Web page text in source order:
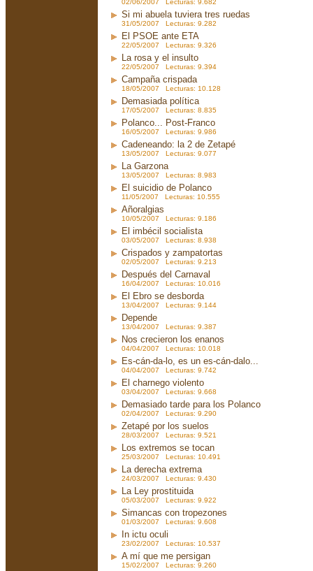
02/06/2007 Lecturas: 9.682
Si mi abuela tuviera tres ruedas
31/05/2007 Lecturas: 9.282
El PSOE ante ETA
22/05/2007 Lecturas: 9.326
La rosa y el insulto
22/05/2007 Lecturas: 9.394
Campaña crispada
18/05/2007 Lecturas: 10.128
Demasiada política
17/05/2007 Lecturas: 8.835
Polanco... Post-Franco
16/05/2007 Lecturas: 9.986
Cadeneando: la 2 de Zetapé
13/05/2007 Lecturas: 9.077
La Garzona
13/05/2007 Lecturas: 8.983
El suicidio de Polanco
11/05/2007 Lecturas: 10.555
Añoralgias
10/05/2007 Lecturas: 9.186
El imbécil socialista
03/05/2007 Lecturas: 8.938
Crispados y zampatortas
02/05/2007 Lecturas: 9.213
Después del Carnaval
16/04/2007 Lecturas: 10.016
El Ebro se desborda
13/04/2007 Lecturas: 9.144
Depende
13/04/2007 Lecturas: 9.387
Nos crecieron los enanos
04/04/2007 Lecturas: 10.018
Es-cán-da-lo, es un es-cán-dalo...
04/04/2007 Lecturas: 9.742
El charnego violento
03/04/2007 Lecturas: 9.668
Demasiado tarde para los Polanco
02/04/2007 Lecturas: 9.290
Zetapé por los suelos
28/03/2007 Lecturas: 9.521
Los extremos se tocan
25/03/2007 Lecturas: 10.491
La derecha extrema
24/03/2007 Lecturas: 9.430
La Ley prostituida
05/03/2007 Lecturas: 9.922
Simancas con tropezones
01/03/2007 Lecturas: 9.608
In ictu oculi
23/02/2007 Lecturas: 10.537
A mí que me persigan
15/02/2007 Lecturas: 9.260